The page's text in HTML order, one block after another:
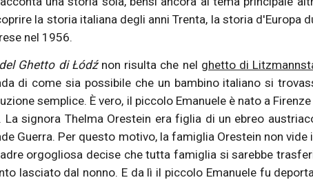
la storia italiana degli anni Trenta, la storia d'Europa
nel 1956.
Ghetto di Łódźnon risulta che nel ghetto di
di come sia possibile che un bambino italiano si
semplice. È vero, il piccolo Emanuele è nato a
La signora Thelma Orestein era figlia di un ebreo
Guerra. Per questo motivo, la famiglia Orestein non
orgogliosa decise che tutta famiglia si sarebbe
lasciato dal nonno. E da lì il piccolo Emanuele fu